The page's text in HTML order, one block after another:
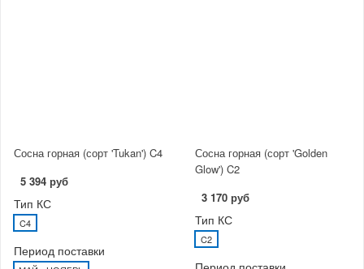
Сосна горная (сорт 'Tukan') C4
5 394 руб
Тип КС
C4
Период поставки
Сосна горная (сорт 'Golden
Glow') C2
3 170 руб
Тип КС
C2